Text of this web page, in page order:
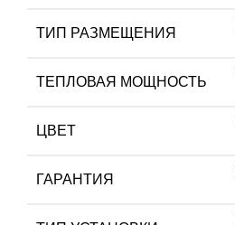
ТИП РАЗМЕЩЕНИЯ
ТЕПЛОВАЯ МОЩНОСТЬ
ЦВЕТ
ГАРАНТИЯ